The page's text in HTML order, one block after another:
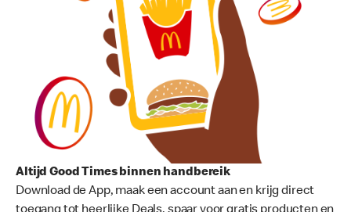
Altijd Good Times binnen handbereik
Download de App, maak een account aan en krijg direct